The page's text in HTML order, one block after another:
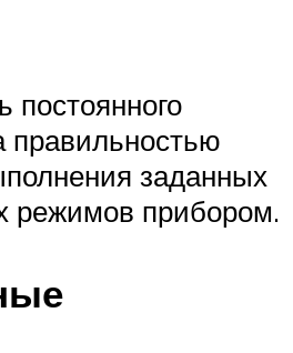
постоянного
правильностью
заданных
режимов прибором.